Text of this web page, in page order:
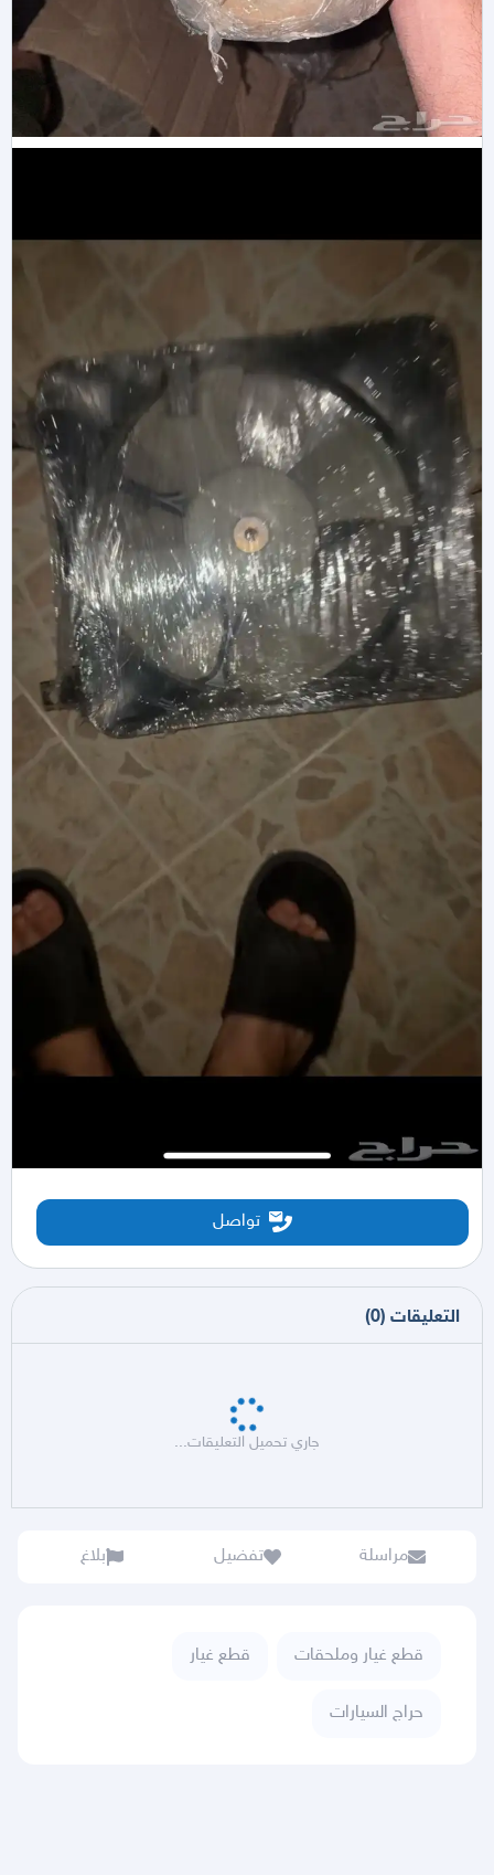
تواصل
التعليقات (
0
)
جاري تحميل التعليقات...
مراسلة تفضيل بلاغ
قطع غيار وملحقات قطع غيار
حراج السيارات